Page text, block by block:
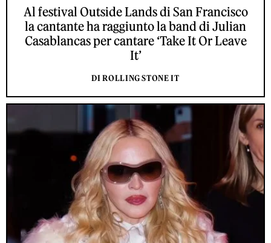
Al festival Outside Lands di San Francisco
la cantante ha raggiunto la band di Julian
Casablancas per cantare ‘Take It Or Leave
It’
DI ROLLING STONE IT